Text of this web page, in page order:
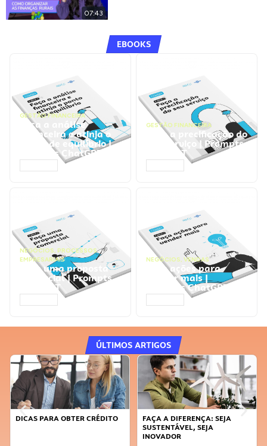
07:43
EBOOKS
GESTÃO FINANCEIRA
Faça a análise
financeira e atinja o
ponto de equilíbrio |
Prompts ChatGPT
GESTÃO FINANCEIRA
Faça a precificação do
seu serviço | Prompts
ChatGPT
NEGÓCIOS, PROCESSOS
EMPRESARIAIS
Faça uma proposta
comercial | Prompts
ChatGPT
NEGÓCIOS, VENDAS
Faça ações para
vender mais |
Prompts ChatGPT
ÚLTIMOS ARTIGOS
DICAS PARA OBTER CRÉDITO
FAÇA A DIFERENÇA: SEJA
SUSTENTÁVEL, SEJA
INOVADOR